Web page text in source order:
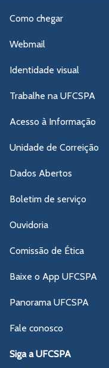
Como chegar
Webmail
Identidade visual
Trabalhe na UFCSPA
Acesso à Informação
Unidade de Correição
Dados Abertos
Boletim de serviço
Ouvidoria
Comissão de Ética
Baixe o App UFCSPA
Panorama UFCSPA
Fale conosco
Siga a UFCSPA